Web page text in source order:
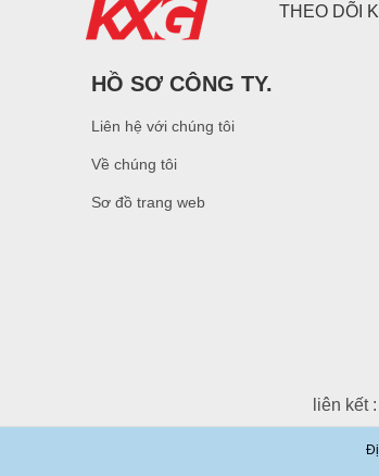
cung cấp tấm kính cường
lực trong suốt 10 mm chất
tường kính cường lực
10 nhà máy kính cường
Xây dựng nhà sản xuất
THEO DÕI
HỒ SƠ CÔNG TY.
Liên hệ với chúng tôi
Về chúng tôi
Sơ đồ trang web
liên kết :